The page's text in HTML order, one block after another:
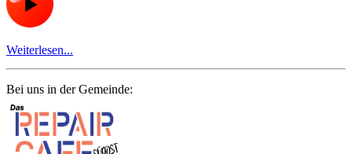
Weiterlesen...
Bei uns in der Gemeinde: